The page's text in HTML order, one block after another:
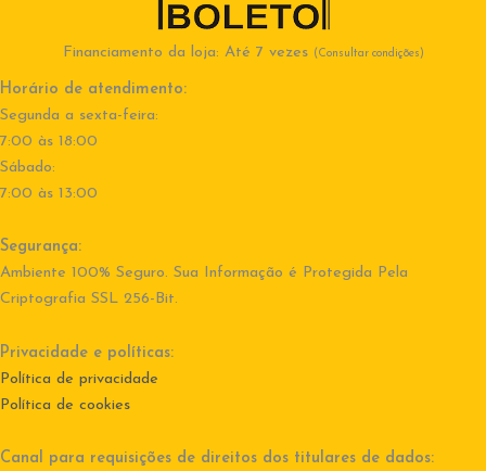
Financiamento da loja: Até 7 vezes (Consultar condições)
Horário de atendimento:
Segunda a sexta-feira:
7:00 às 18:00
Sábado:
7:00 às 13:00
Segurança:
Ambiente 100% Seguro. Sua Informação é Protegida Pela
Criptografia SSL 256-Bit.
Privacidade e políticas:
Política de privacidade
Política de cookies
Canal para requisições de direitos dos titulares de dados: